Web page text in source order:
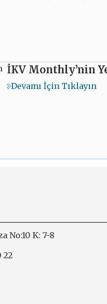
İKV Monthly’nin
Devamı İçin Tıklayın
No:10 K: 7-8
22